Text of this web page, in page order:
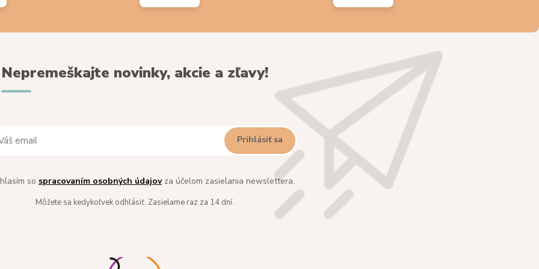
Nepremeškajte novinky, akcie a zľavy!
Prihlásiť sa
so spracovaním osobných údajovza účelom zasielania newslettera.
Môžete sa kedykoľvek odhlásiť. Zasielame raz za 14 dní.